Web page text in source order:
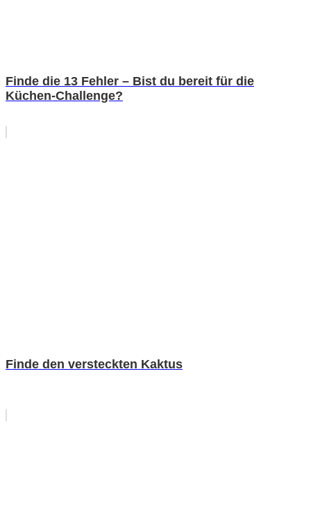
Finde die 13 Fehler – Bist du bereit für die
Küchen-Challenge?
Finde den versteckten Kaktus